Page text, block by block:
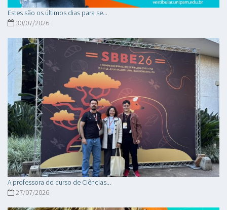
Estes são os últimos dias para se...
30/07/2026
A professora do curso de Ciências...
27/07/2026